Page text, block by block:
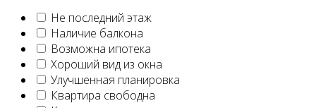
Не последний этаж
Наличие балкона
Возможна ипотека
Хороший вид из окна
Улучшенная планировка
Квартира свободна